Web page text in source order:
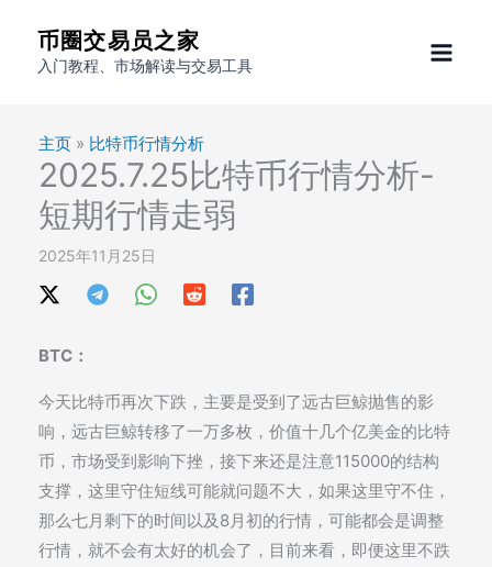
币圈交易员之家
入门教程、市场解读与交易工具
主页 » 比特币行情分析
2025.7.25比特币行情分析-
短期行情走弱
2025年11月25日
BTC：
今天比特币再次下跌，主要是受到了远古巨鲸抛售的影
响，远古巨鲸转移了一万多枚，价值十几个亿美金的比特
币，市场受到影响下挫，接下来还是注意115000的结构
支撑，这里守住短线可能就问题不大，如果这里守不住，
那么七月剩下的时间以及8月初的行情，可能都会是调整
行情，就不会有太好的机会了，目前来看，即便这里不跌